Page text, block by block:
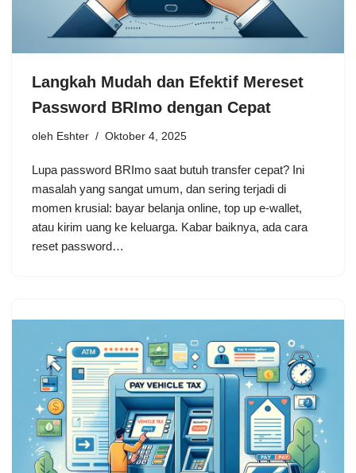
Langkah Mudah dan Efektif Mereset
Password BRImo dengan Cepat
oleh Eshter Oktober 4, 2025
Lupa password BRImo saat butuh transfer cepat? Ini
masalah yang sangat umum, dan sering terjadi di
momen krusial: bayar belanja online, top up e-wallet,
atau kirim uang ke keluarga. Kabar baiknya, ada cara
reset password…